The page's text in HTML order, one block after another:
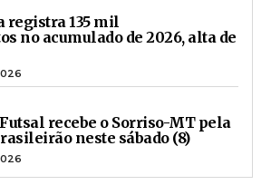
registra 135 mil
no acumulado de 2026, alta de
recebe o Sorriso-MT pela
neste sábado (8)